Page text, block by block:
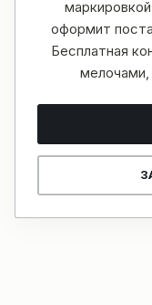
оформит
Бесплатная
мелочами,